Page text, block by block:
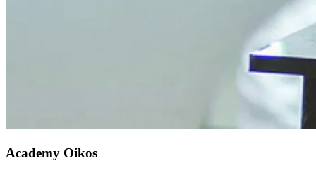
Academy Oikos